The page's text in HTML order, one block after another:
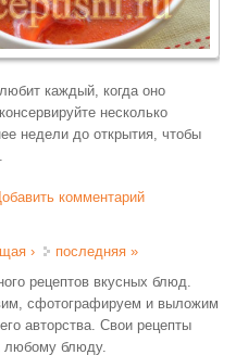
каждый, когда оно
несколько
недели до открытия, чтобы
перца и помидоров
комментарий
›
последняя »
рецептов вкусных блюд.
сфотографируем и выложим
авторства. Свои рецепты
любому блюду.